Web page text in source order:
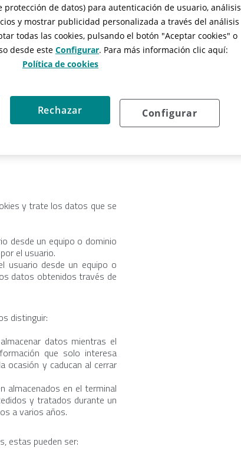
páginas web.
web. Son herramientas
de la información. Entre
de navegación de un
para reconocer al usuario y
y trate los datos que se
desde un equipo o dominio
el usuario.
usuario desde un equipo o
datos obtenidos través de
distinguir:
datos mientras el
que solo interesa
ocasión y caducan al cerrar
almacenados en el terminal
y tratados durante un
a varios años.
estas pueden ser:
de datos) para autenticación de usuario, análisis
y mostrar publicidad personalizada a través del análisis
todas las cookies, pulsando el botón "Aceptar cookies" o
desde este Configurar. Para más información clic aquí:
Política de cookies
Configurar
Rechazar